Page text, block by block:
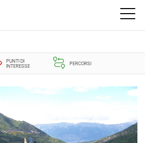
PUNTI DI
INTERESSE
PERCORSI